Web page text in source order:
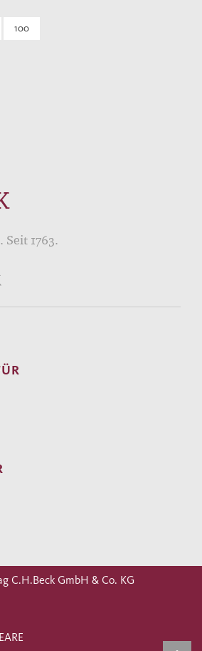
100
1763.
C.H.Beck GmbH & Co. KG